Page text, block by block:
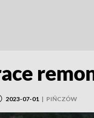
2023-07-01 | PIŃCZÓW